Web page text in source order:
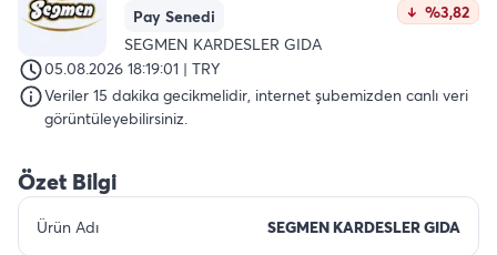
Pay Senedi
SEGMEN KARDESLER GIDA
%3,82
05.08.2026 18:19:01 | TRY
Veriler 15 dakika gecikmelidir, internet şubemizden canlı veri
görüntüleyebilirsiniz.
Özet Bilgi
Ürün Adı SEGMEN KARDESLER GIDA